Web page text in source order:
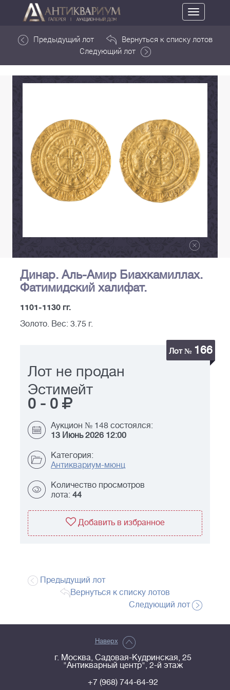
Toggle
navigation
Предыдущий лот
Вернуться к списку лотов
Следующий лот
Динар. Аль-Амир Биахкамиллах.
Фатимидский халифат.
1101-1130 гг.
Золото. Вес: 3.75 г.
Лот № 166
Лот не продан
Эстимейт
0 - 0
Аукцион № 148 состоялся:
13 Июнь 2026 12:00
Категория:
Антиквариум-мюнц
Количество просмотров
лота: 44
Добавить в избранное
Предыдущий лот
Вернуться к списку лотов
Следующий лот
Наверх
г. Москва, Садовая-Кудринская, 25
"Антикварный центр", 2-й этаж
+7 (968) 744-64-92